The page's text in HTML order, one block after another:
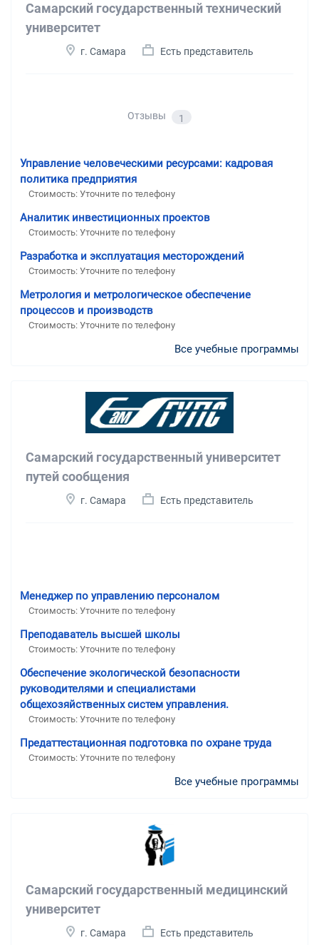
Самарский государственный технический
университет
г. Самара Есть представитель
Отзывы 1
Управление человеческими ресурсами: кадровая
политика предприятия
Стоимость: Уточните по телефону
Аналитик инвестиционных проектов
Стоимость: Уточните по телефону
Разработка и эксплуатация месторождений
Стоимость: Уточните по телефону
Метрология и метрологическое обеспечение
процессов и производств
Стоимость: Уточните по телефону
Все учебные программы
Самарский государственный университет
путей сообщения
г. Самара Есть представитель
Менеджер по управлению персоналом
Стоимость: Уточните по телефону
Преподаватель высшей школы
Стоимость: Уточните по телефону
Обеспечение экологической безопасности
руководителями и специалистами
общехозяйственных систем управления.
Стоимость: Уточните по телефону
Предаттестационная подготовка по охране труда
Стоимость: Уточните по телефону
Все учебные программы
Самарский государственный медицинский
университет
г. Самара Есть представитель